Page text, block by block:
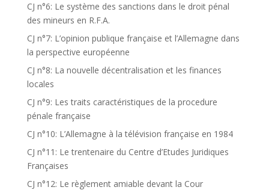
CJ n°6: Le système des sanctions dans le droit pénal
des mineurs en R.F.A.
CJ n°7: L’opinion publique française et l’Allemagne dans
la perspective européenne
CJ n°8: La nouvelle décentralisation et les finances
locales
CJ n°9: Les traits caractéristiques de la procedure
pénale française
CJ n°10: L’Allemagne à la télévision française en 1984
CJ n°11: Le trentenaire du Centre d’Etudes Juridiques
Françaises
CJ n°12: Le règlement amiable devant la Cour